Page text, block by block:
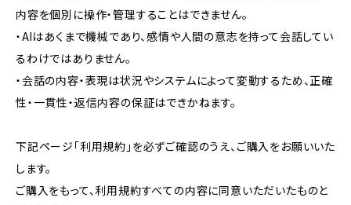
内容を個別に操作・管理することはできません。
・AIはあくまで機械であり、感情や人間の意志を持って会話してい
るわけではありません。
・会話の内容・表現は状況やシステムによって変動するため、正確
性・一貫性・返信内容の保証はできかねます。
下記ページ「利用規約」を必ずご確認のうえ、ご購入をお願いいた
します。
ご購入をもって、利用規約すべての内容に同意いただいたものと